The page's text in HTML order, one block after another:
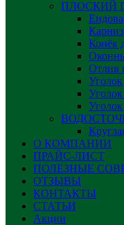
ПЛОСКИЙ
Ендова
Конёк
Отлив
Уголок
О КОМПАНИИ
ПРАЙС-ЛИСТ
ПОЛЕЗНЫЕ
ОТЗЫВЫ
КОНТАКТЫ
СТАТЬИ
Акции